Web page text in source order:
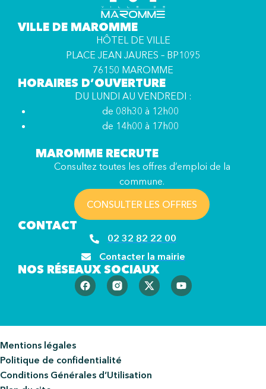
VILLE DE MAROMME
HÔTEL DE VILLE
PLACE JEAN JAURES – BP1095
76150 MAROMME
HORAIRES D’OUVERTURE
DU LUNDI AU VENDREDI :
de 08h30 à 12h00
de 14h00 à 17h00
MAROMME RECRUTE
Consultez toutes les offres d’emploi de la
commune.
CONSULTER LES OFFRES
CONTACT
02 32 82 22 00
Contacter la mairie
NOS RÉSEAUX SOCIAUX
Mentions légales
Politique de confidentialité
Conditions Générales d’Utilisation